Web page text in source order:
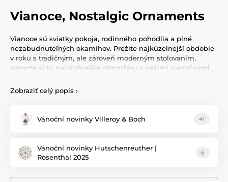
Vianoce, Nostalgic Ornaments
Vianoce sú sviatky pokoja, rodinného pohodlia a plné
nezabudnuteľných okamihov. Prežite najkúzelnejší obdobie
v roku s tradičným, ale zároveň moderným stolovaním,
vytvorte si tú najútulnejšie atmosféru s našimi vianočnými
ktoré pre Vás každý rok poctivo vyberáme.
Zobraziť celý popis ›
Vánoční novinky Villeroy & Boch 41
Vánoční novinky Hutschenreuther |
Rosenthal 2025
6